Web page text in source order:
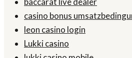
casino bonus
leon casino login
Lukki casino